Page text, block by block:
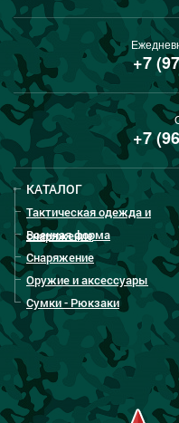
+7
+7
КАТАЛОГ
Тактическая одежда и
снаряжение
Военная форма
Снаряжение
Оружие и аксессуары
Сумки - Рюкзаки